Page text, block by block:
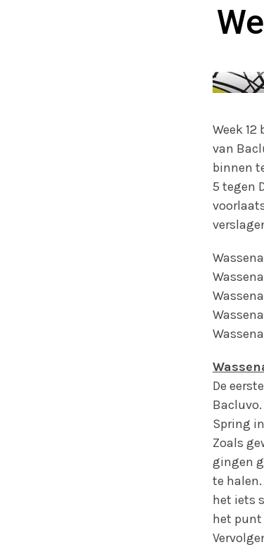
Week
van
binnen
5 tegen
De
Spring
Zoals
gingen
te
het iets
het punt